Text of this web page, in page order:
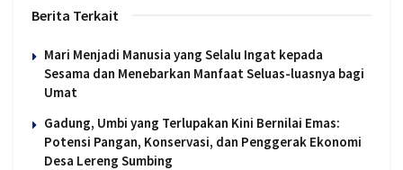
Berita Terkait
Mari Menjadi Manusia yang Selalu Ingat kepada
Sesama dan Menebarkan Manfaat Seluas-luasnya bagi
Umat
Gadung, Umbi yang Terlupakan Kini Bernilai Emas:
Potensi Pangan, Konservasi, dan Penggerak Ekonomi
Desa Lereng Sumbing